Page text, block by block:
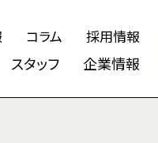
コラム 採用情報
スタッフ 企業情報